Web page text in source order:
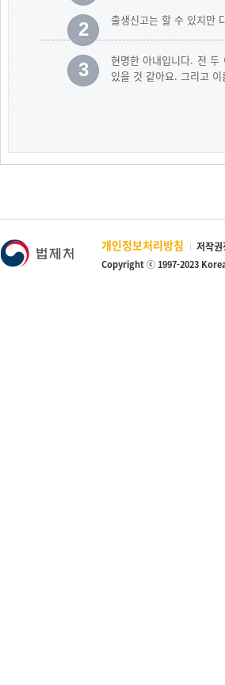
2 출생신고는 할 수 있지만
3
현명한 아내입니다. 전 두
있을 것 같아요. 그리고
개인정보처리방침 저작권
Copyright ⓒ 1997-2023